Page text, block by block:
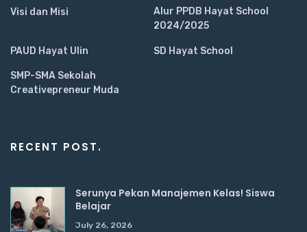
Visi dan Misi
Alur PPDB Hayat School
2024/2025
PAUD Hayat Ulin SD Hayat School
SMP-SMA Sekolah
Creativepreneur Muda
RECENT POST.
Serunya Pekan Manajemen Kelas! Siswa
Belajar
July 26, 2026